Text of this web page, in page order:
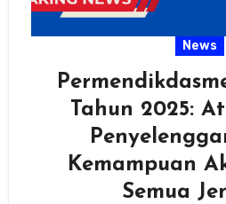
News
Tahun 2025:
Kemampuan
Semua